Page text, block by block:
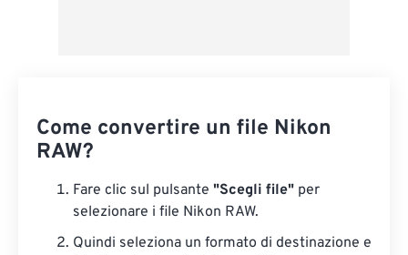
Come convertire un file Nikon
RAW?
Fare clic sul pulsante "Scegli file" per
selezionare i file Nikon RAW.
Quindi seleziona un formato di destinazione e